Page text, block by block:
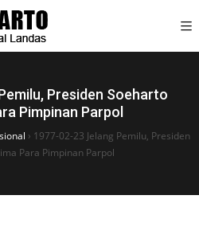
Presiden Soeharto
Pimpinan Parpol
› 1977-02-23 Jelang Pemilu, Presiden
Para Pimpinan Parpol